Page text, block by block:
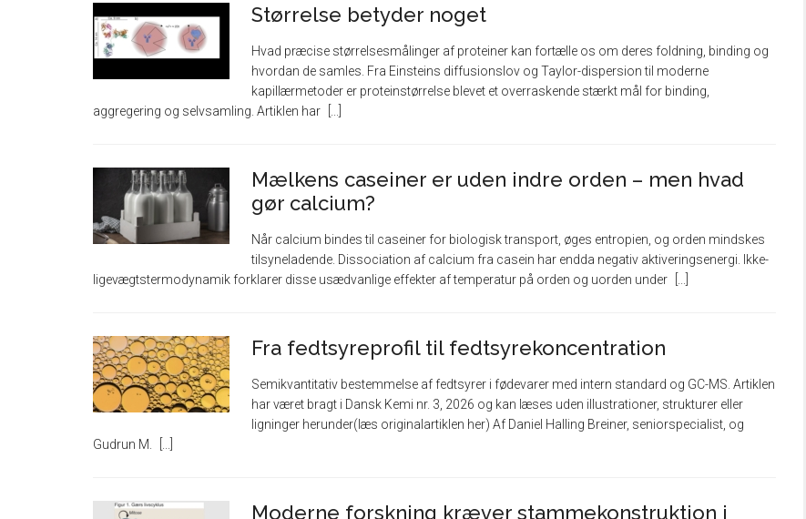
Størrelse betyder noget
Hvad præcise størrelsesmålinger af proteiner kan fortælle os om deres foldning, binding og
hvordan de samles. Fra Einsteins diffusionslov og Taylor-dispersion til moderne
kapillærmetoder er proteinstørrelse blevet et overraskende stærkt mål for binding,
aggregering og selvsamling. Artiklen har
Mælkens caseiner er uden indre orden – men hvad
gør calcium?
Når calcium bindes til caseiner for biologisk transport, øges entropien, og orden mindskes
tilsyneladende. Dissociation af calcium fra casein har endda negativ aktiveringsenergi. Ikke-
ligevægtstermodynamik forklarer disse usædvanlige effekter af temperatur på orden og uorden under
Fra fedtsyreprofil til fedtsyrekoncentration
Semikvantitativ bestemmelse af fedtsyrer i fødevarer med intern standard og GC-MS. Artiklen
har været bragt i Dansk Kemi nr. 3, 2026 og kan læses uden illustrationer, strukturer eller
ligninger herunder(læs originalartiklen her) Af Daniel Halling Breiner, seniorspecialist, og
Gudrun M.
Moderne forskning kræver stammekonstruktion i